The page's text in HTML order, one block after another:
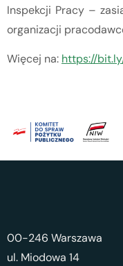
Inspekcji Pracy –
organizacji
Więcej na: https://
00-246 Warszawa
ul. Miodowa 14